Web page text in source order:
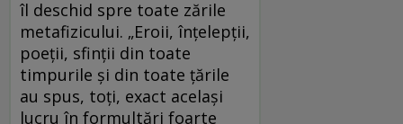
îl deschid spre toate zările
metafizicului. „Eroii, înţelepţii,
poeţii, sfinţii din toate
timpurile şi din toate ţările
au spus, toţi, exact acelaşi
lucru în formultări foarte